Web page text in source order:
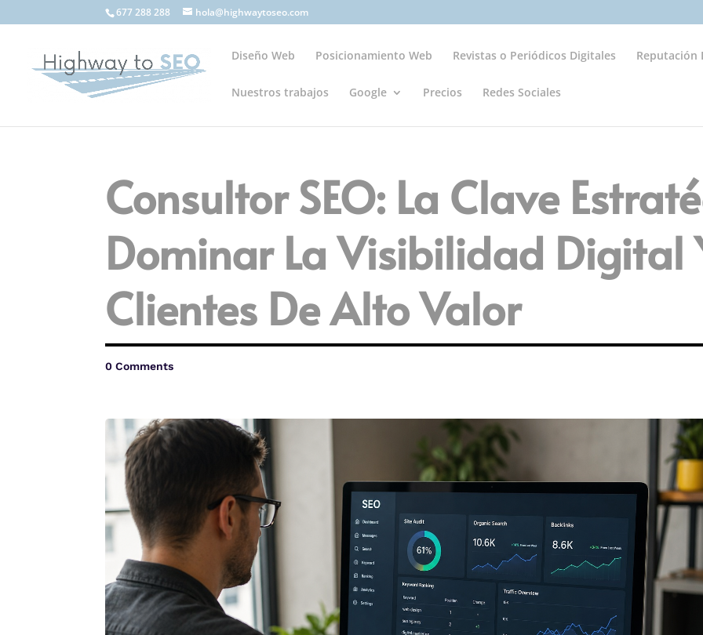
677 288 288 hola@highwaytoseo.com
Diseño Web Posicionamiento Web Revistas o Periódicos Digitales Reputación
Nuestros trabajos Google Precios Redes Sociales
Consultor SEO: La Clave
Dominar La Visibilidad Digital
Clientes De Alto Valor
0 Comments